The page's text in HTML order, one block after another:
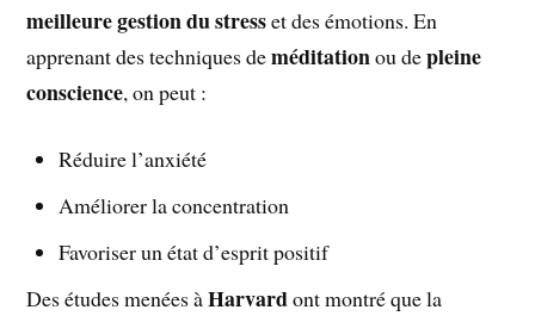
meilleure gestion du stresset des émotions. En
apprenant des techniques deméditationou depleine
conscience, on peut :
Réduire l’anxiété
Améliorer la concentration
Favoriser un état d’esprit positif
Des études menées àHarvardont montré que la